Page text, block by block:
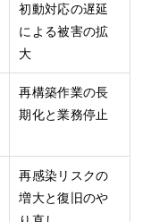
初動対応の遅延
による被害の拡
大
再構築作業の長
期化と業務停止
再感染リスクの
増大と復旧のや